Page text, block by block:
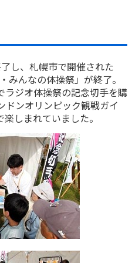
し、札幌市で開催された
みんなの体操祭」が終了。
ラジオ体操祭の記念切手を購
ドンオリンピック観戦ガイ
しまれていました。